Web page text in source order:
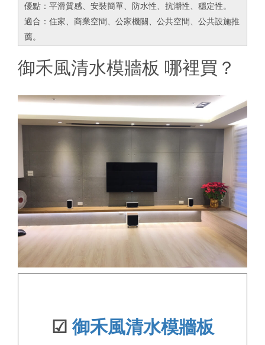
優點：平滑質感、安裝簡單、防水性、抗潮性、穩定性。
適合：住家、商業空間、公家機關、公共空間、公共設施推
薦。
御禾風清水模牆板 哪裡買？
☑ 御禾風清水模牆板